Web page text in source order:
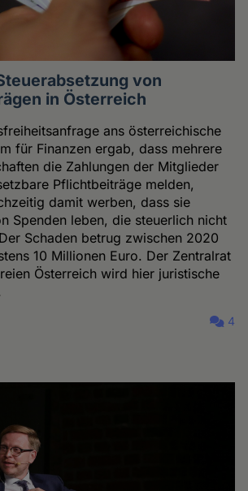
von
in Österreich
ans österreichische
für Finanzen ergab, dass mehrere
die Zahlungen der Mitglieder
Pflichtbeiträge melden,
damit werben, dass sie
Spenden leben, die steuerlich nicht
Schaden betrug zwischen 2020
10 Millionen Euro. Der Zentralrat
Österreich wird hier juristische
4